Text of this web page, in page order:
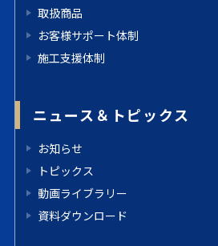
取扱商品
お客様サポート体制
施工支援体制
ニュース＆トピックス
お知らせ
トピックス
動画ライブラリー
資料ダウンロード